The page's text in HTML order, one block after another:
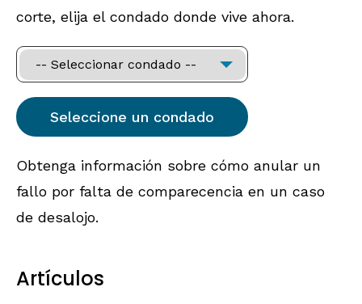
corte, elija el condado donde vive ahora.
Obtenga información sobre cómo anular un
fallo por falta de comparecencia en un caso
de desalojo.
Artículos